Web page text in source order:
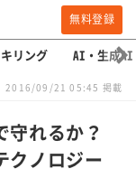
無料登録
リング AI・生成AI
2016/09/21 05:45 掲載
守れるか？
クノロジー